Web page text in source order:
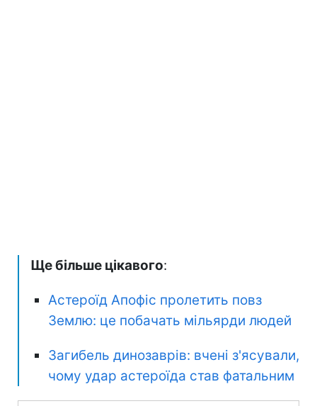
Ще більше цікавого:
Астероїд Апофіс пролетить повз
Землю: це побачать мільярди людей
Загибель динозаврів: вчені з'ясували,
чому удар астероїда став фатальним